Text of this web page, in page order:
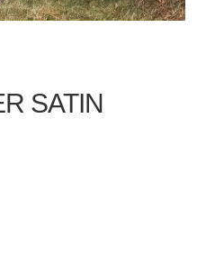
SATIN